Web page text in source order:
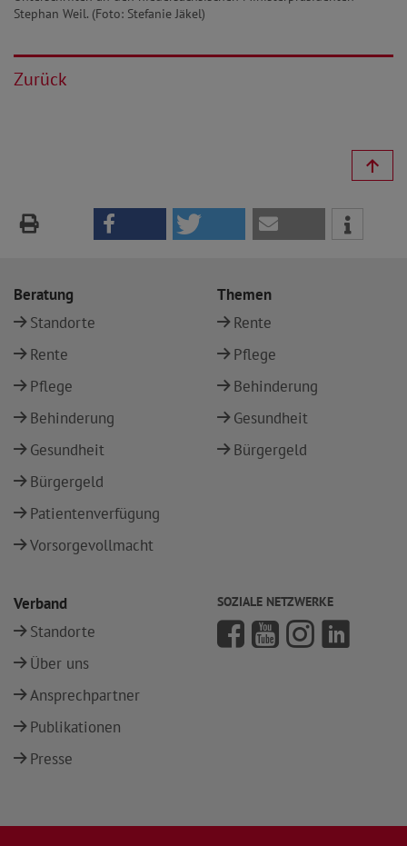
Stephan Weil. (Foto: Stefanie Jäkel)
Zurück
Beratung
Standorte
Rente
Pflege
Behinderung
Gesundheit
Bürgergeld
Patientenverfügung
Vorsorgevollmacht
Themen
Rente
Pflege
Behinderung
Gesundheit
Bürgergeld
Verband
Standorte
Über uns
Ansprechpartner
Publikationen
Presse
SOZIALE NETZWERKE